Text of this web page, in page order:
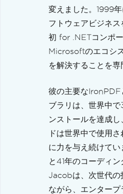
変えました。1999
フトウェアビジネ
初 for .NETコンポー
Microsoftのエコシ
を解決することを専
彼の主要な
ブラリは、世界中
ンストールを達成
ドは世界中で使用
に力を与え続けて
と41年のコーディ
Jacobは、次世代の
ながら、エンタープ